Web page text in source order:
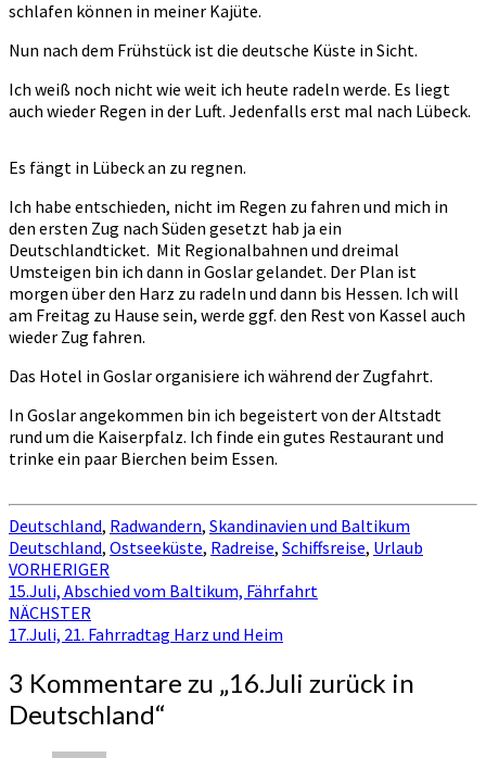
schlafen können in meiner Kajüte.
Nun nach dem Frühstück ist die deutsche Küste in Sicht.
Ich weiß noch nicht wie weit ich heute radeln werde. Es liegt
auch wieder Regen in der Luft. Jedenfalls erst mal nach Lübeck.
Es fängt in Lübeck an zu regnen.
Ich habe entschieden, nicht im Regen zu fahren und mich in
den ersten Zug nach Süden gesetzt hab ja ein
Deutschlandticket. Mit Regionalbahnen und dreimal
Umsteigen bin ich dann in Goslar gelandet. Der Plan ist
morgen über den Harz zu radeln und dann bis Hessen. Ich will
am Freitag zu Hause sein, werde ggf. den Rest von Kassel auch
wieder Zug fahren.
Das Hotel in Goslar organisiere ich während der Zugfahrt.
In Goslar angekommen bin ich begeistert von der Altstadt
rund um die Kaiserpfalz. Ich finde ein gutes Restaurant und
trinke ein paar Bierchen beim Essen.
Deutschland, Radwandern, Skandinavien und Baltikum
Deutschland, Ostseeküste, Radreise, Schiffsreise, Urlaub
Beitragsnavigation
VORHERIGER
15.Juli, Abschied vom Baltikum, Fährfahrt
NÄCHSTER
17.Juli, 21. Fahrradtag Harz und Heim
3 Kommentare zu „16.Juli zurück in
Deutschland“